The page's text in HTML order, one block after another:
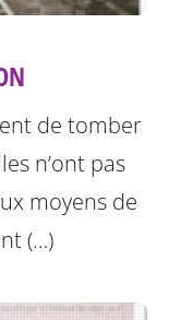
de tomber
n’ont pas
moyens de
(…)